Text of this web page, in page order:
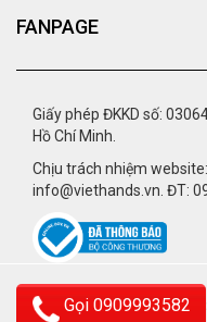
FANPAGE
Giấy phép ĐKKD số:
Hồ Chí Minh.
Chịu trách nhiệm
info@viethands.vn. ĐT:
© 2015 - viethands.vn.Cung
Gọi 0909993582